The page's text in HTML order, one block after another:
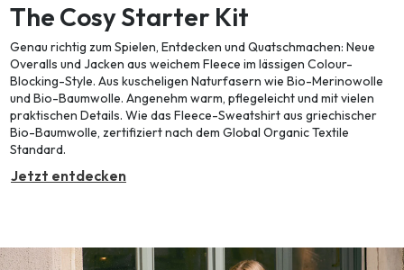
The Cosy Starter Kit
Genau richtig zum Spielen, Entdecken und Quatschmachen: Neue
Overalls und Jacken aus weichem Fleece im lässigen Colour-
Blocking-Style. Aus kuscheligen Naturfasern wie Bio-Merinowolle
und Bio-Baumwolle. Angenehm warm, pflegeleicht und mit vielen
praktischen Details. Wie das Fleece-Sweatshirt aus griechischer
Bio-Baumwolle, zertifiziert nach dem Global Organic Textile
Standard.
Jetzt entdecken